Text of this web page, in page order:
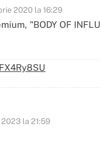
2020 la 16:29
"BODY OF
la 21:59